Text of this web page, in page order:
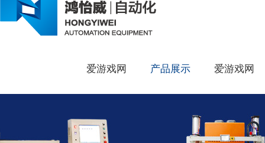
爱游戏网 产品展示 爱游戏网